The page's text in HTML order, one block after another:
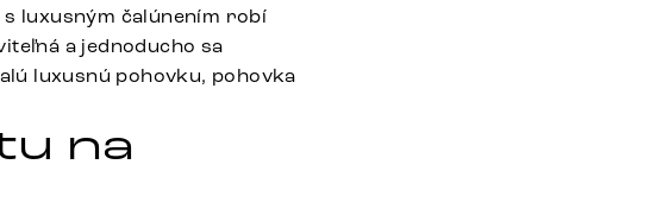
luxusným čalúnením robí
a jednoducho sa
luxusnú pohovku, pohovka
na